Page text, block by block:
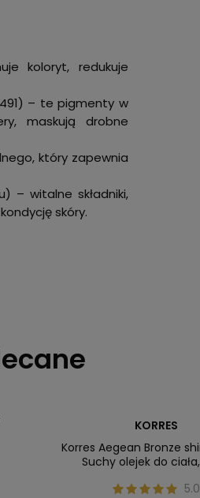
koloryt, redukuje
– te pigmenty w
maskują drobne
który zapewnia
– witalne składniki,
skóry.
KORRES
Korres Aegean Bronze
Suchy olejek do
5.0